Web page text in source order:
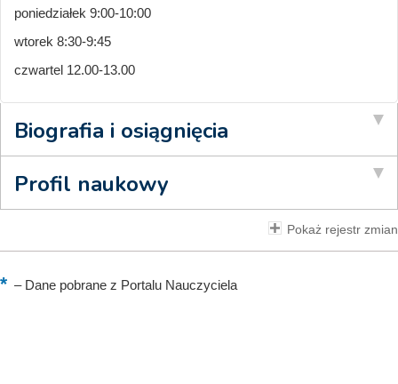
poniedziałek 9:00-10:00
wtorek 8:30-9:45
czwartel 12.00-13.00
Biografia i osiągnięcia
Profil naukowy
Pokaż rejestr zmian
–Dane pobrane z Portalu Nauczyciela